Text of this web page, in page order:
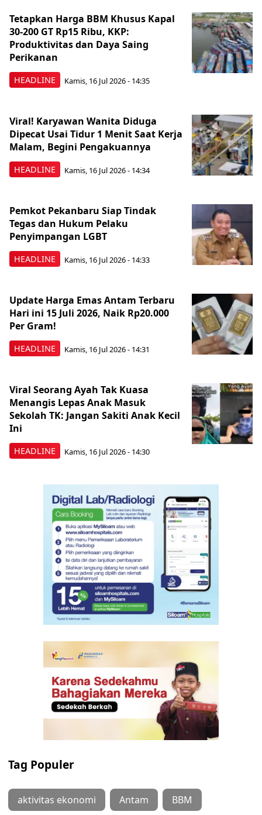
HEADLINE
Tetapkan Harga BBM Khusus Kapal
30-200 GT Rp15 Ribu, KKP:
Produktivitas dan Daya Saing
Perikanan
Kamis, 16 Jul 2026 - 14:35
HEADLINE
Viral! Karyawan Wanita Diduga
Dipecat Usai Tidur 1 Menit Saat Kerja
Malam, Begini Pengakuannya
Kamis, 16 Jul 2026 - 14:34
HEADLINE
Pemkot Pekanbaru Siap Tindak
Tegas dan Hukum Pelaku
Penyimpangan LGBT
Kamis, 16 Jul 2026 - 14:33
HEADLINE
Update Harga Emas Antam Terbaru
Hari ini 15 Juli 2026, Naik Rp20.000
Per Gram!
Kamis, 16 Jul 2026 - 14:31
HEADLINE
Viral Seorang Ayah Tak Kuasa
Menangis Lepas Anak Masuk
Sekolah TK: Jangan Sakiti Anak Kecil
Ini
Kamis, 16 Jul 2026 - 14:30
Tag Populer
aktivitas ekonomi Antam BBM